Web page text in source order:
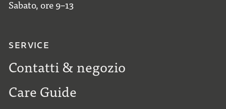
Sabato, ore 9–13
SERVICE
Contatti & negozio
Care Guide